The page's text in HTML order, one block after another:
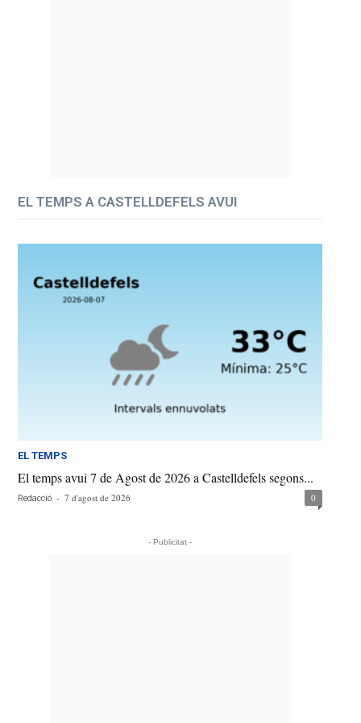
EL TEMPS A CASTELLDEFELS AVUI
EL TEMPS
El temps avui 7 de Agost de 2026 a Castelldefels segons...
Redacció - 7 d'agost de 2026 0
- Publicitat -